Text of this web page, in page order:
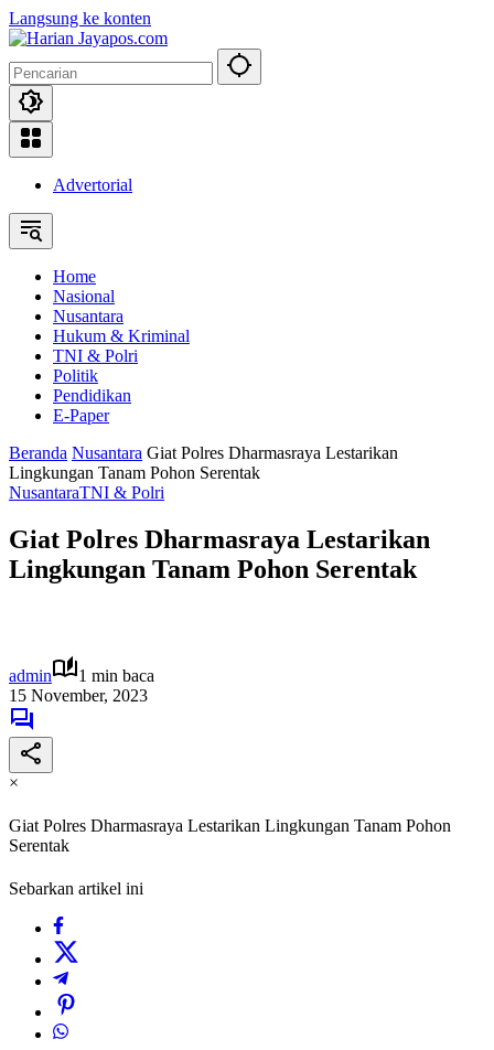
Langsung ke konten
Advertorial
Home
Nasional
Nusantara
Hukum & Kriminal
TNI & Polri
Politik
Pendidikan
E-Paper
Beranda Nusantara Giat Polres Dharmasraya Lestarikan
Lingkungan Tanam Pohon Serentak
NusantaraTNI & Polri
Giat Polres Dharmasraya Lestarikan
Lingkungan Tanam Pohon Serentak
admin
1 min baca
15 November, 2023
×
Giat Polres Dharmasraya Lestarikan Lingkungan Tanam Pohon
Serentak
Sebarkan artikel ini